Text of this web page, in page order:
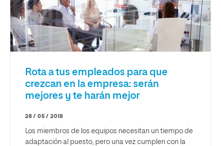
Rota a tus empleados para que
crezcan en la empresa: serán
mejores y te harán mejor
28 / 05 / 2018
Los miembros de los equipos necesitan un tiempo de
adaptación al puesto, pero una vez cumplen con la